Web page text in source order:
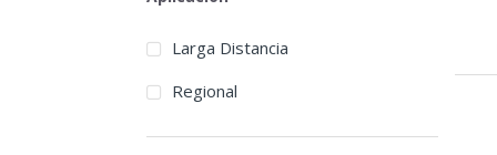
Larga Distancia
Regional